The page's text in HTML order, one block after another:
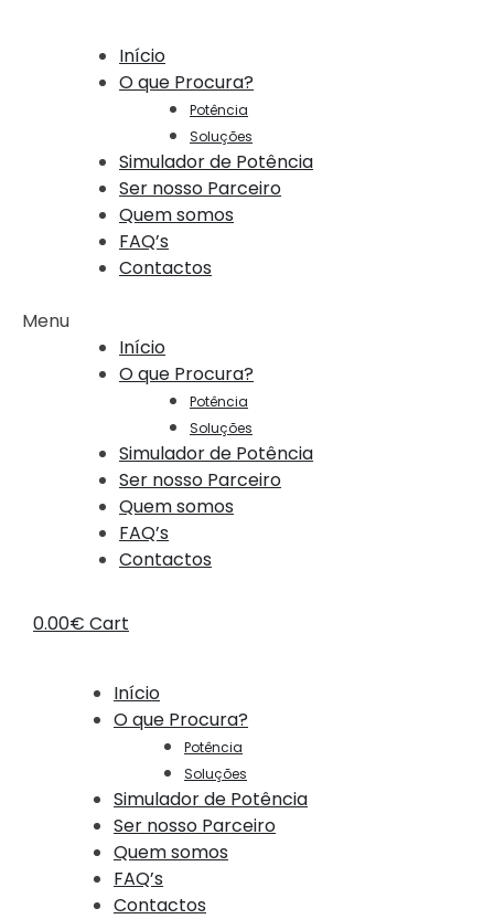
Início
O que Procura?
Potência
Soluções
Simulador de Potência
Ser nosso Parceiro
Quem somos
FAQ’s
Contactos
Menu
Início
O que Procura?
Potência
Soluções
Simulador de Potência
Ser nosso Parceiro
Quem somos
FAQ’s
Contactos
0.00€ Cart
Início
O que Procura?
Potência
Soluções
Simulador de Potência
Ser nosso Parceiro
Quem somos
FAQ’s
Contactos